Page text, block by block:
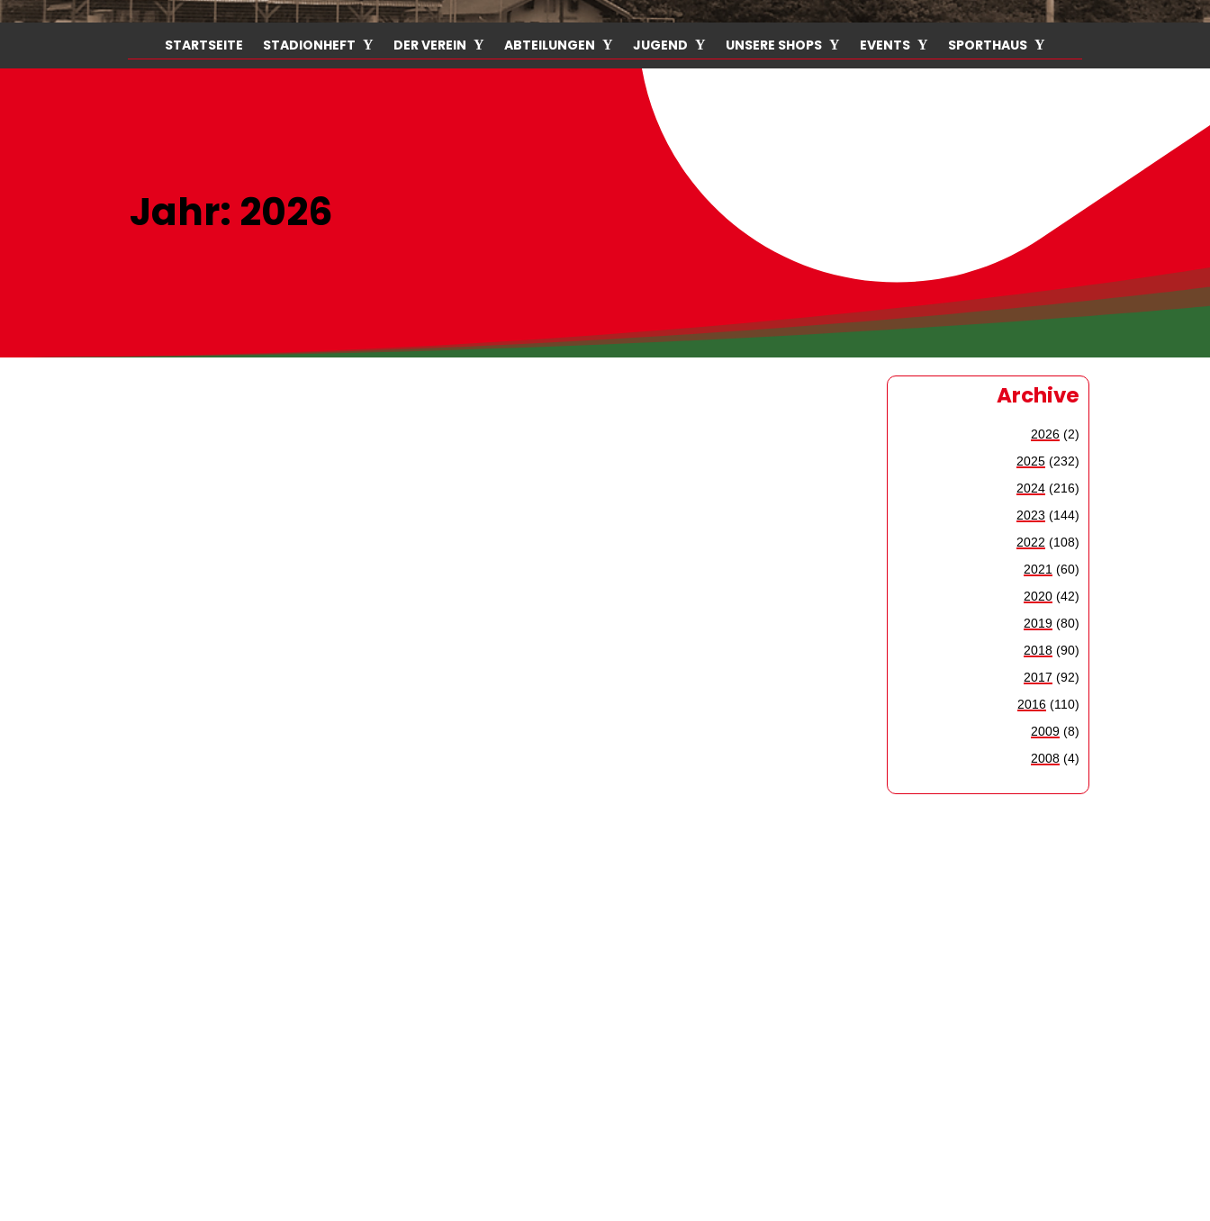
STARTSEITE STADIONHEFT DER VEREIN ABTEILUNGEN JUGEND UNSERE SHOPS EVENTS SPORTHAUS
Jahr: 2026
Archive
2026(2)
2025(232)
2024(216)
2023 (144)
2022 (108)
2021 (60)
2020(42)
2019(80)
2018(90)
2017 (92)
2016(110)
2009(8)
2008(4)